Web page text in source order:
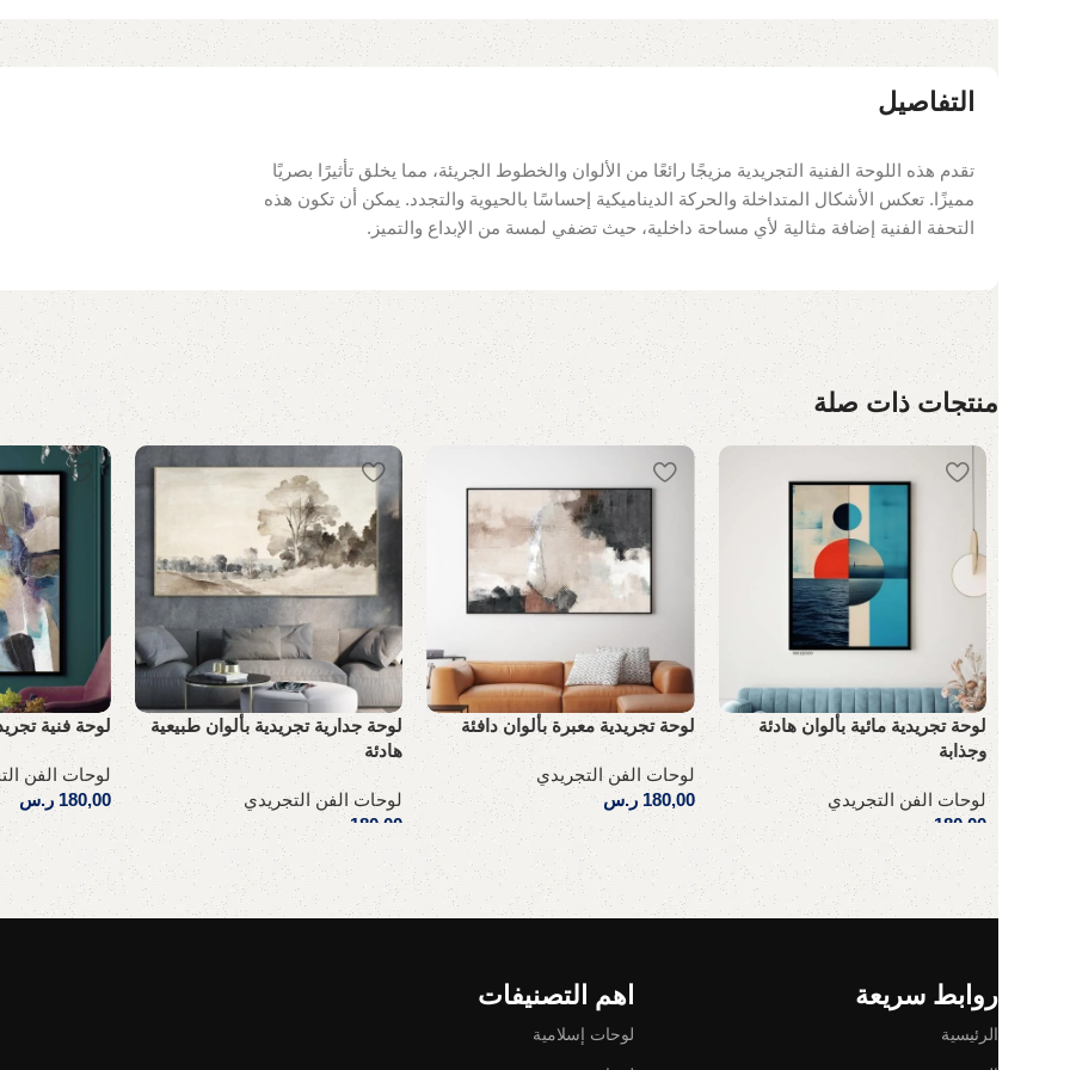
التفاصيل
تقدم هذه اللوحة الفنية التجريدية مزيجًا رائعًا من الألوان والخطوط الجريئة، مما يخلق تأثيرًا بصريًا
مميزًا. تعكس الأشكال المتداخلة والحركة الديناميكية إحساسًا بالحيوية والتجدد. يمكن أن تكون هذه
التحفة الفنية إضافة مثالية لأي مساحة داخلية، حيث تضفي لمسة من الإبداع والتميز.
منتجات ذات صلة
لوحة تجريدية مائية بألوان هادئة
وجذابة
لوحات الفن التجريدي
180,00 ر.س
إضافة إلى السلة
لوحة تجريدية معبرة بألوان دافئة
لوحات الفن التجريدي
180,00 ر.س
إضافة إلى السلة
لوحة جدارية تجريدية بألوان طبيعية
هادئة
لوحات الفن التجريدي
180,00 ر.س
إضافة إلى السلة
لوحة فنية
لوحات الفن
180,00 ر.س
إضافة إلى
Read More
روابط سريعة
الرئيسية
اهم التصنيفات
لوحات إسلامية